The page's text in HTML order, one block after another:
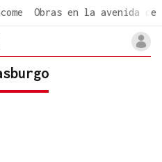
Obras en la avenida de